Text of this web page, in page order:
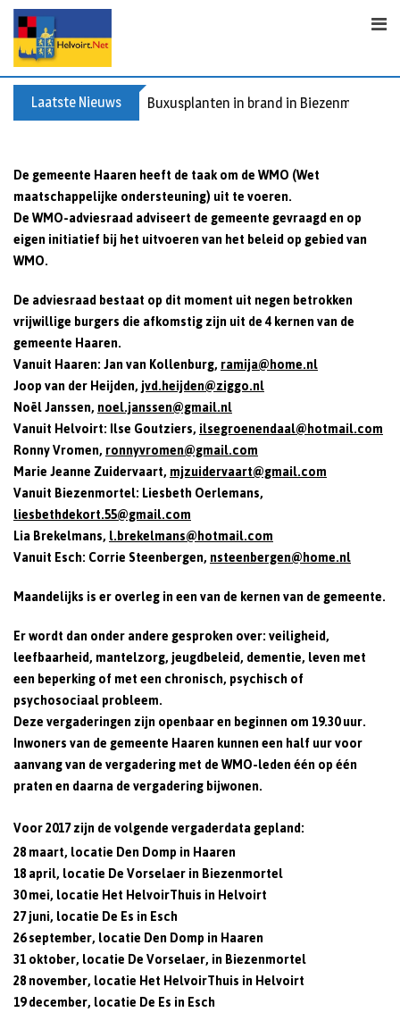
p
Laatste Nieuws Buxusplanten in brand in Biezenmortel,
De gemeente Haaren heeft de taak om de WMO (Wet
maatschappelijke ondersteuning) uit te voeren.
De WMO-adviesraad adviseert de gemeente gevraagd en op
eigen initiatief bij het uitvoeren van het beleid op gebied van
WMO.
De adviesraad bestaat op dit moment uit negen betrokken
vrijwillige burgers die afkomstig zijn uit de 4 kernen van de
gemeente Haaren.
Vanuit Haaren: Jan van Kollenburg,ramija@home.nl
Joop van der Heijden,jvd.heijden@ziggo.nl
Noël Janssen,noel.janssen@gmail.nl
Vanuit Helvoirt: Ilse Goutziers,ilsegroenendaal@hotmail.com
Ronny Vromen,ronnyvromen@gmail.com
Marie Jeanne Zuidervaart,mjzuidervaart@gmail.com
Vanuit Biezenmortel: Liesbeth Oerlemans,
liesbethdekort.55@gmail.com
Lia Brekelmans,l.brekelmans@hotmail.com
Vanuit Esch: Corrie Steenbergen,nsteenbergen@home.nl
Maandelijks is er overleg in een van de kernen van de gemeente.
Er wordt dan onder andere gesproken over: veiligheid,
leefbaarheid, mantelzorg, jeugdbeleid, dementie, leven met
een beperking of met een chronisch, psychisch of
psychosociaal probleem.
Deze vergaderingen zijn openbaar en beginnen om 19.30 uur.
Inwoners van de gemeente Haaren kunnen een half uur voor
aanvang van de vergadering met de WMO-leden één op één
praten en daarna de vergadering bijwonen.
Voor 2017 zijn de volgende vergaderdata gepland:
28 maart, locatie Den Domp in Haaren
18 april, locatie De Vorselaer in Biezenmortel
30 mei, locatie Het HelvoirThuis in Helvoirt
27 juni, locatie De Es in Esch
26 september, locatie Den Domp in Haaren
31 oktober, locatie De Vorselaer, in Biezenmortel
28 november, locatie Het HelvoirThuis in Helvoirt
19 december, locatie De Es in Esch